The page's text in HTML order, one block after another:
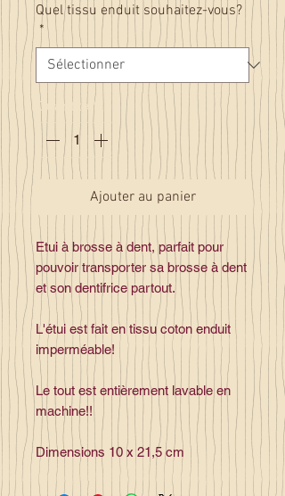
Quel tissu enduit souhaitez-vous?
*
Quantité *
Ajouter au panier
Etui à brosse à dent, parfait pour
pouvoir transporter sa brosse à dent
et son dentifrice partout.
L'étui est fait en tissu coton enduit
imperméable!
Le tout est entièrement lavable en
machine!!
Dimensions 10 x 21,5 cm